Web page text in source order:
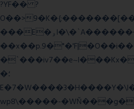
?YF�� ?
O��>
���E�ۅl�\�`A�������p���A�,���
�؛
wp8\�����-